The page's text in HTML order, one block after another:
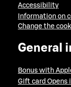
Accessibility
Information on
Change the
General
Bonus with
Gift card Opens